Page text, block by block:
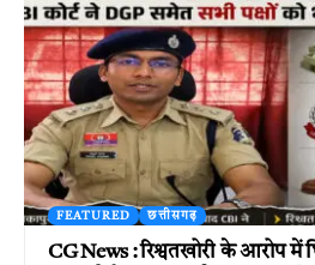
FEATURED छत्तीसगढ़
CG News : रिश्वतखोरी के आरोप में